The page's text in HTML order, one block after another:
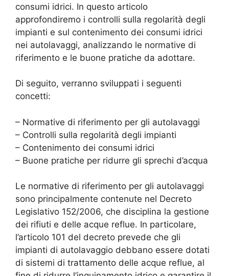
consumi idrici. In questo articolo
approfondiremo i controlli sulla regolarità degli
impianti e sul contenimento dei consumi idrici
nei autolavaggi, analizzando le normative di
riferimento e le buone pratiche da adottare.
Di seguito, verranno sviluppati i seguenti
concetti:
– Normative di riferimento per gli autolavaggi
– Controlli sulla regolarità degli impianti
– Contenimento dei consumi idrici
– Buone pratiche per ridurre gli sprechi d’acqua
Le normative di riferimento per gli autolavaggi
sono principalmente contenute nel Decreto
Legislativo 152/2006, che disciplina la gestione
dei rifiuti e delle acque reflue. In particolare,
l’articolo 101 del decreto prevede che gli
impianti di autolavaggio debbano essere dotati
di sistemi di trattamento delle acque reflue, al